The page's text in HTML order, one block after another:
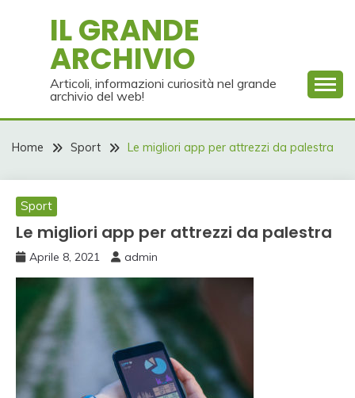
IL GRANDE
ARCHIVIO
Articoli, informazioni curiosità nel grande
archivio del web!
Home Sport Le migliori app per attrezzi da palestra
Sport
Le migliori app per attrezzi da palestra
Aprile 8, 2021 admin